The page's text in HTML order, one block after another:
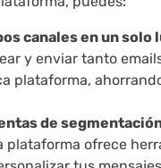
canales en un solo
y enviar tanto
plataforma,
de
plataforma ofrece